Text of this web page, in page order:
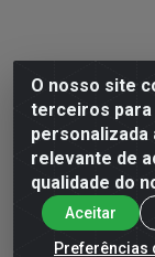
O nosso site
terceiros para
personalizada
relevante de
qualidade do
Aceitar
Preferências
Playvender
Duque